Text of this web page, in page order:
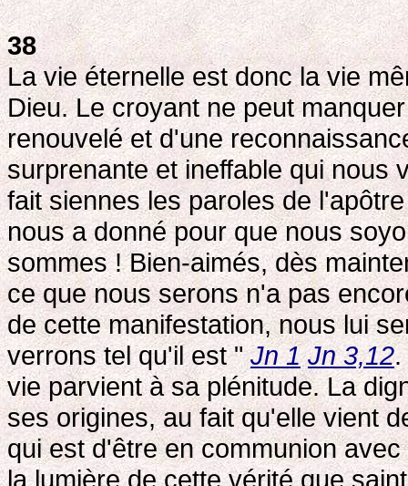
38
La vie éternelle est donc la vie
Dieu. Le croyant ne peut
renouvelé et d'une
surprenante et ineffable qui nous
fait siennes les paroles de
nous a donné pour que nous
sommes ! Bien-aimés, dès
ce que nous serons n'a pas
de cette manifestation, nous lui
verrons tel qu'il est "Jn 1 Jn 3,12.
vie parvient à sa plénitude. La
ses origines, au fait qu'elle vient
qui est d'être en communion
la lumière de cette vérité que